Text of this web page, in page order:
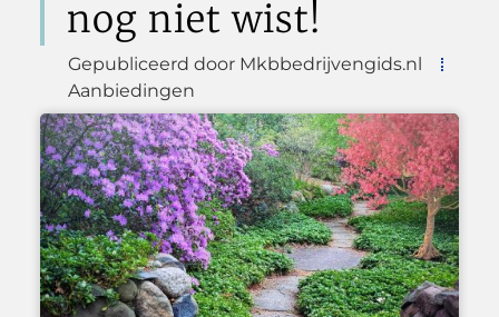
nog niet wist!
Gepubliceerd door Mkbbedrijvengids.nl
Aanbiedingen